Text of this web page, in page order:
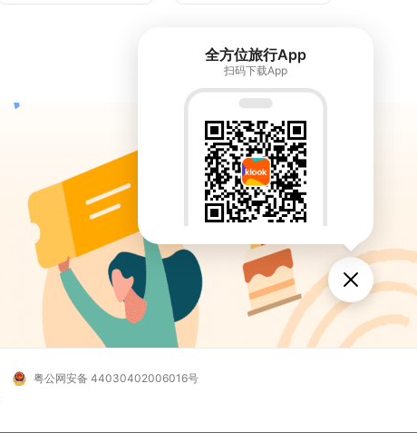
粤公网安备 44030402006016号
全方位旅行App
扫码下载App